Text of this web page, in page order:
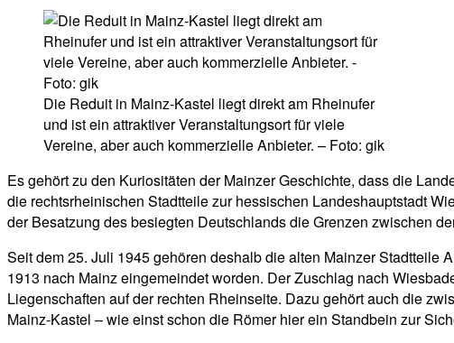
Die Reduit in Mainz-Kastel liegt direkt am Rheinufer
und ist ein attraktiver Veranstaltungsort für viele
Vereine, aber auch kommerzielle Anbieter. – Foto: gik
Es gehört zu den Kuriositäten der Mainzer Geschichte, dass die
die rechtsrheinischen Stadtteile zur hessischen Landeshauptstadt
der Besatzung des besiegten Deutschlands die Grenzen zwischen
Seit dem 25. Juli 1945 gehören deshalb die alten Mainzer Stadtteile
1913 nach Mainz eingemeindet worden. Der Zuschlag nach
Liegenschaften auf der rechten Rheinseite. Dazu gehört auch die
Mainz-Kastel – wie einst schon die Römer hier ein Standbein zur